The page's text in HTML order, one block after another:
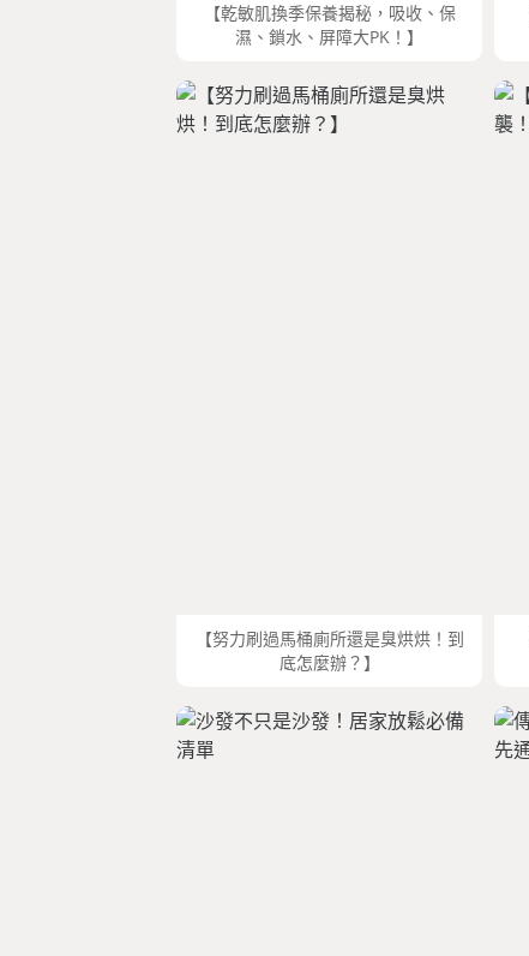
【乾敏肌換季保養揭秘，吸收、保
濕、鎖水、屏障大PK！】
【努力刷過馬桶廁所還是臭烘烘！到
底怎麼辦？】